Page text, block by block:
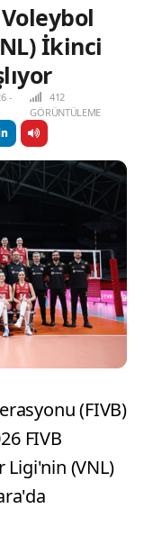
İkinci
-
412
GÖRÜNTÜLEME
(FIVB)
FIVB
Ligi'nin (VNL)